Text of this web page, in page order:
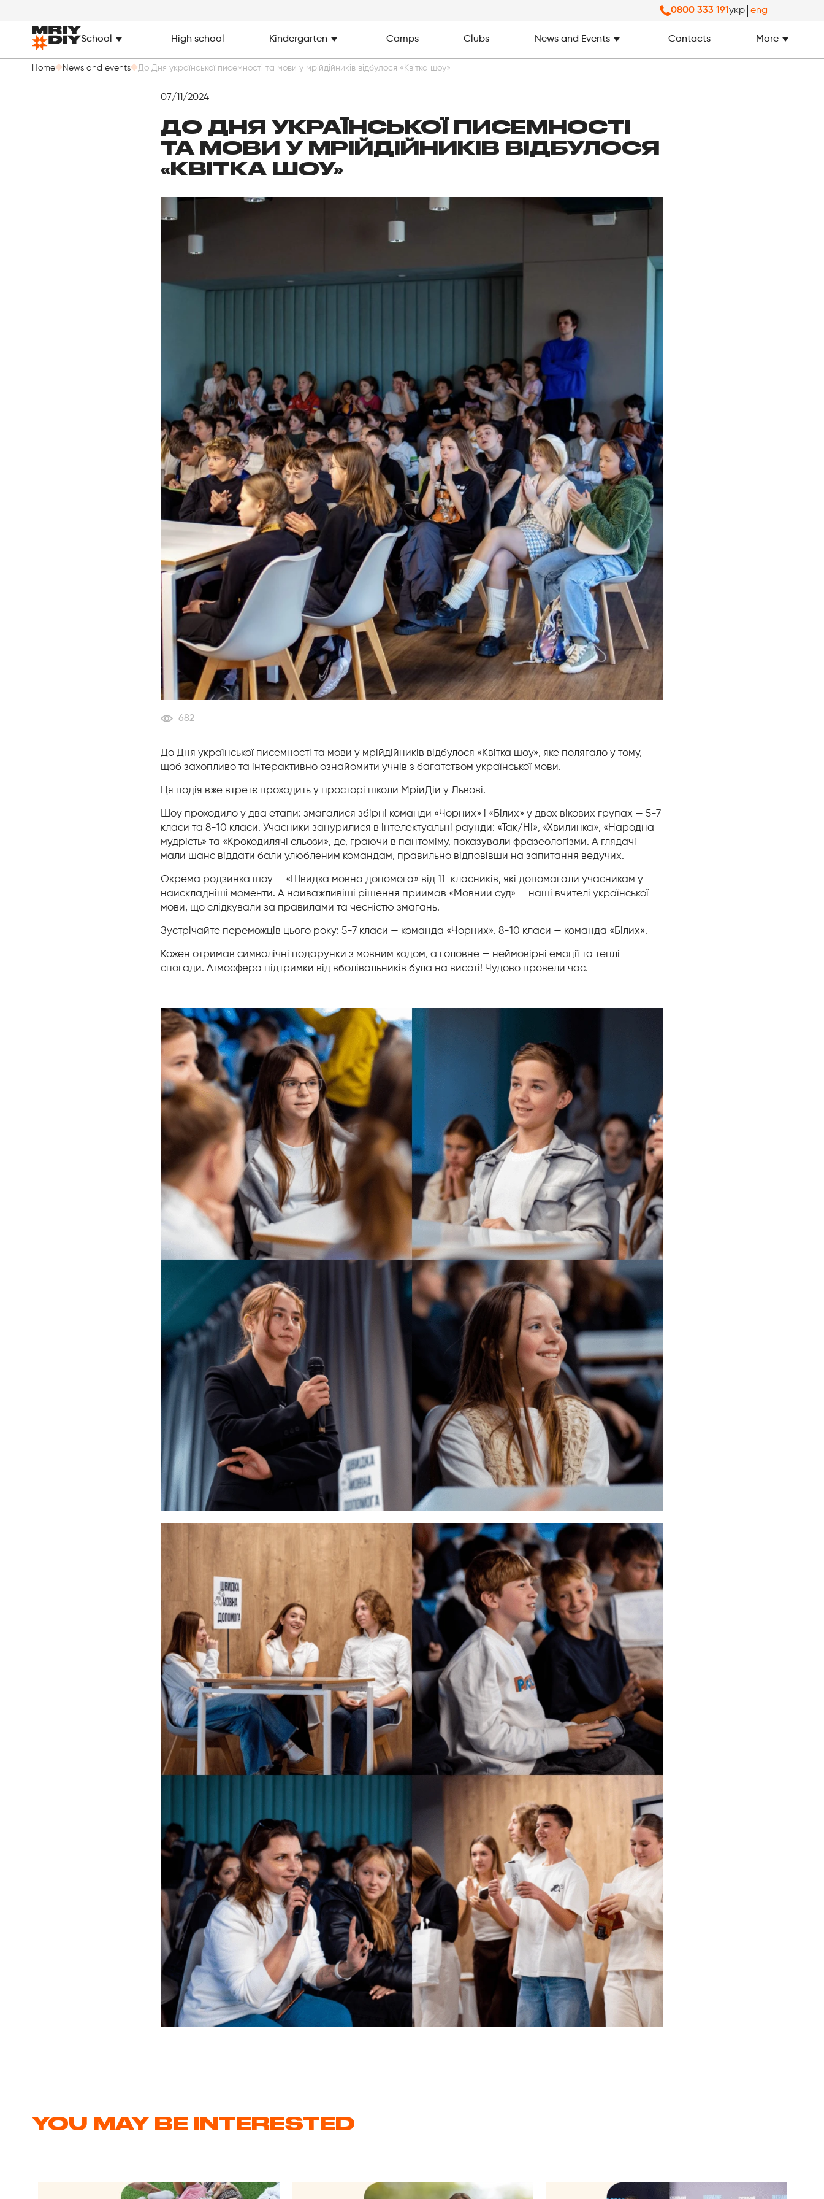
0800 333 191укр eng
School High school Kindergarten Camps Clubs News and Events Contacts More
Home News and events До Дня української писемності та мови у мрійдійників відбулося «Квітка шоу»
07/11/2024
ДО ДНЯ УКРАЇНСЬКОЇ ПИСЕМНОСТІ
ТА МОВИ У МРІЙДІЙНИКІВ ВІДБУЛОСЯ
«КВІТКА ШОУ»
682
До Дня української писемності та мови у мрійдійників відбулося «Квітка шоу», яке полягало у тому,
щоб захопливо та інтерактивно ознайомити учнів з багатством української мови.
‎Ця подія вже втретє проходить у просторі школи МрійДій у Львові.
‎Шоу проходило у два етапи: змагалися збірні команди «Чорних» і «Білих» у двох вікових групах — 5-7
класи та 8-10 класи. Учасники занурилися в інтелектуальні раунди: «Так/Ні», «Хвилинка», «Народна
мудрість» та «Крокодилячі сльози», де, граючи в пантоміму, показували фразеологізми. А глядачі
мали шанс віддати бали улюбленим командам, правильно відповівши на запитання ведучих.
‎Окрема родзинка шоу — «Швидка мовна допомога» від 11-класників, які допомагали учасникам у
найскладніші моменти. А найважливіші рішення приймав «Мовний суд» — наші вчителі української
мови, що слідкували за правилами та чесністю змагань.
‎Зустрічайте переможців цього року: 5-7 класи — команда «Чорних». 8-10 класи — команда «Білих».
‎Кожен отримав символічні подарунки з мовним кодом, а головне — неймовірні емоції та теплі
спогади. Атмосфера підтримки від вболівальників була на висоті! Чудово провели час.
YOU MAY BE INTERESTED